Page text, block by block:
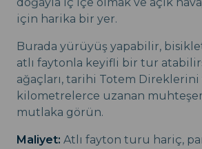
için harika bir yer.
Burada yürüyüş yapabilir,
atlı faytonla keyifli bir tur
ağaçları, tarihi Totem Direklerini
kilometrelerce uzanan
mutlaka görün.
Maliyet: Atlı fayton turu hariç,